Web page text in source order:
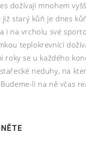
s
názvem
změny
s
věkem
dožívají mnohem
již starý kůň je dnes
i na vrcholu své
teplokrevníci
roky se u každého
neduhy, na
li na ně včas